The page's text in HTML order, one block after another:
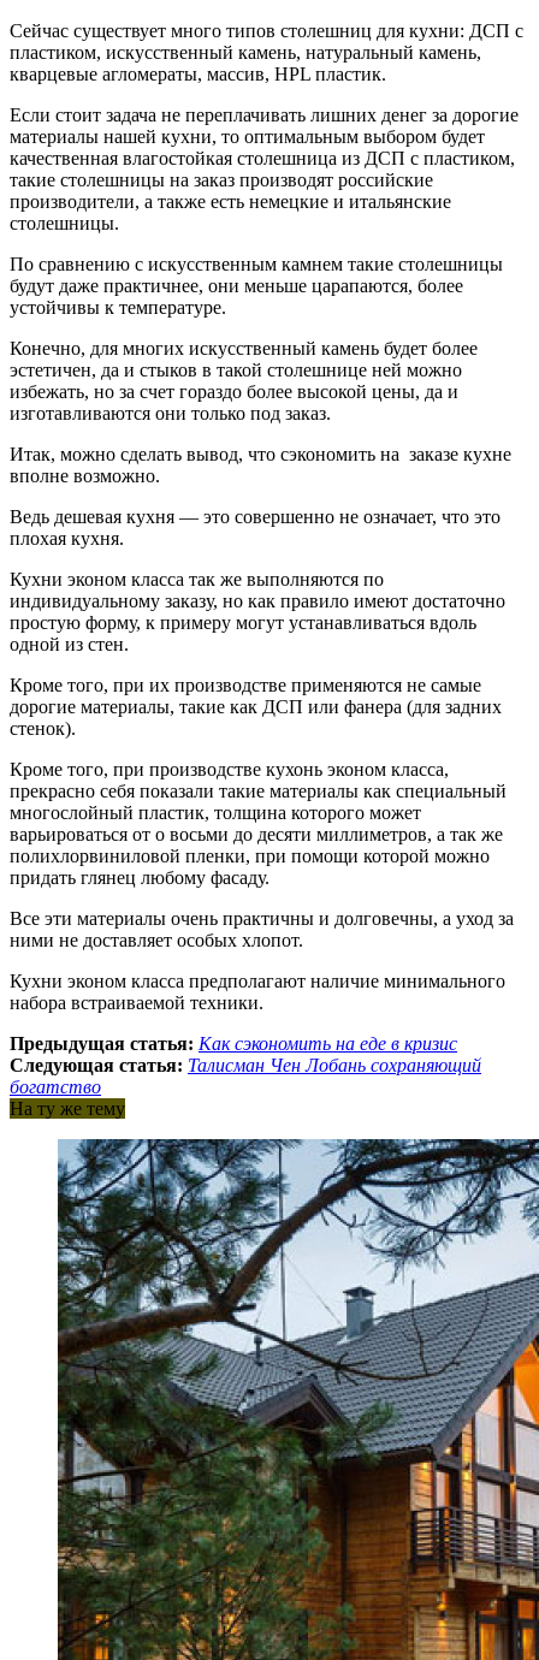
Сейчас существует много типов столешниц для кухни: ДСП с
пластиком, искусственный камень, натуральный камень,
кварцевые агломераты, массив, HPL пластик.
Если стоит задача не переплачивать лишних денег за дорогие
материалы нашей кухни, то оптимальным выбором будет
качественная влагостойкая столешница из ДСП с пластиком,
такие столешницы на заказ производят российские
производители, а также есть немецкие и итальянские
столешницы.
По сравнению с искусственным камнем такие столешницы
будут даже практичнее, они меньше царапаются, более
устойчивы к температуре.
Конечно, для многих искусственный камень будет более
эстетичен, да и стыков в такой столешнице ней можно
избежать, но за счет гораздо более высокой цены, да и
изготавливаются они только под заказ.
Итак, можно сделать вывод, что сэкономить на заказе кухне
вполне возможно.
Ведь дешевая кухня — это совершенно не означает, что это
плохая кухня.
Кухни эконом класса так же выполняются по
индивидуальному заказу, но как правило имеют достаточно
простую форму, к примеру могут устанавливаться вдоль
одной из стен.
Кроме того, при их производстве применяются не самые
дорогие материалы, такие как ДСП или фанера (для задних
стенок).
Кроме того, при производстве кухонь эконом класса,
прекрасно себя показали такие материалы как специальный
многослойный пластик, толщина которого может
варьироваться от о восьми до десяти миллиметров, а так же
полихлорвиниловой пленки, при помощи которой можно
придать глянец любому фасаду.
Все эти материалы очень практичны и долговечны, а уход за
ними не доставляет особых хлопот.
Кухни эконом класса предполагают наличие минимального
набора встраиваемой техники.
Предыдущая статья: Как сэкономить на еде в кризис
Следующая статья: Талисман Чен Лобань сохраняющий
богатство
На ту же тему